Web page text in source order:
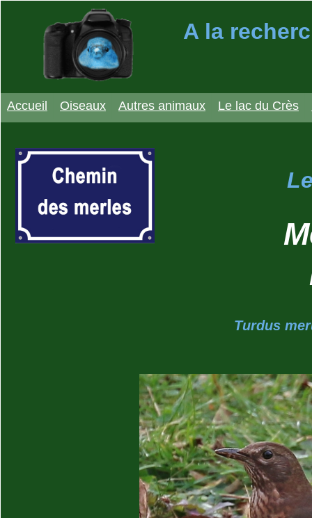
A la
Accueil Oiseaux Autres animaux Le lac du Crès
Turdus